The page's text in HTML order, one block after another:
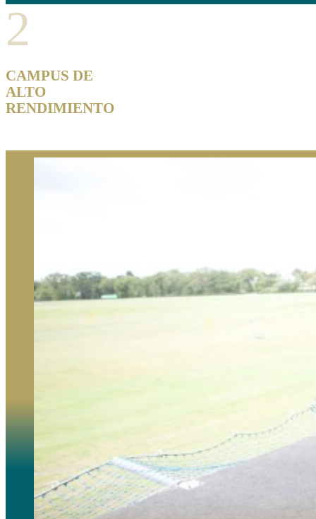
2
CAMPUS DE
ALTO
RENDIMIENTO